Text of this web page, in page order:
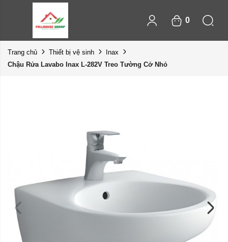
0
Trang chủ Thiết bị vệ sinh
Inax
Chậu Rửa Lavabo Inax L-282V Treo Tường Cở Nhỏ